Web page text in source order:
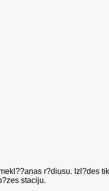
r?diusu. Izl?des
staciju.